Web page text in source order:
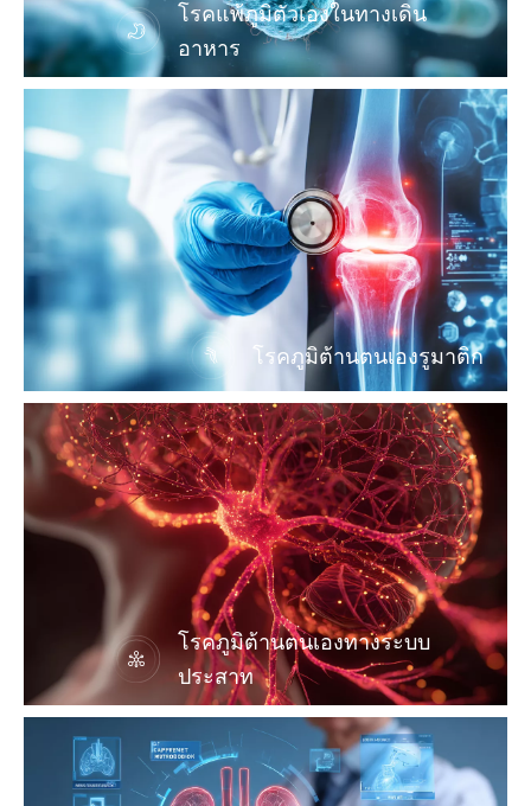
โรคแพ้ภูมิตัวเองในทางเดิน
อาหาร
โรคภูมิต้านตนเองรูมาติก
โรคภูมิต้านตนเองทางระบบ
ประสาท